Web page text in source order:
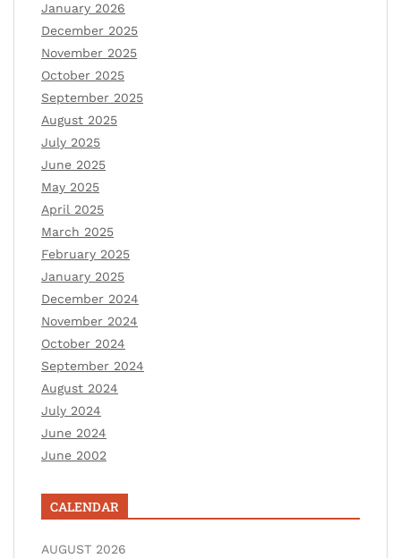
January 2026
December 2025
November 2025
October 2025
September 2025
August 2025
July 2025
June 2025
May 2025
April 2025
March 2025
February 2025
January 2025
December 2024
November 2024
October 2024
September 2024
August 2024
July 2024
June 2024
June 2002
CALENDAR
AUGUST 2026